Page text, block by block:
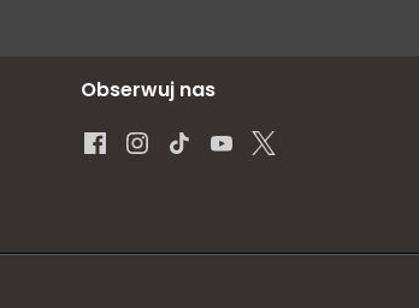
Obserwuj nas